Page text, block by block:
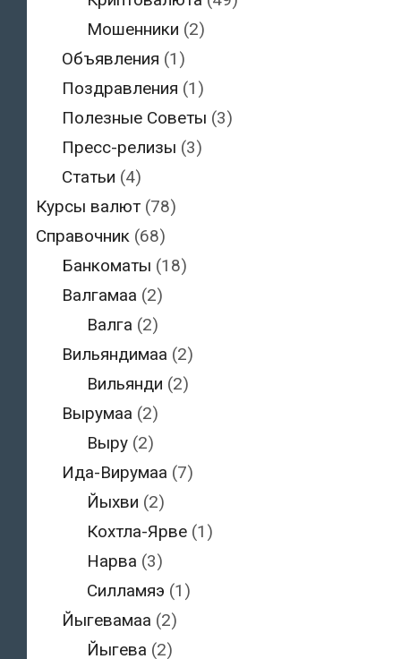
Мошенники (2)
Объявления (1)
Поздравления (1)
Полезные Советы (3)
Пресс-релизы (3)
Статьи (4)
Курсы валют (78)
Справочник (68)
Банкоматы (18)
Валгамаа (2)
Валга (2)
Вильяндимаа (2)
Вильянди (2)
Вырумаа (2)
Выру (2)
Ида-Вирумаа (7)
Йыхви (2)
Кохтла-Ярве (1)
Нарва (3)
Силламяэ (1)
Йыгевамаа (2)
Йыгева (2)